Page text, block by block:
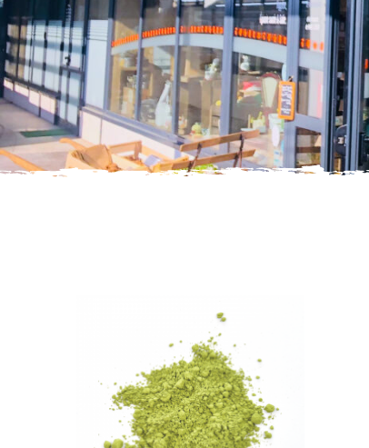
Boissons
Cave à
Crèmerie –
Epices et
Farines
Fruits et
Gourmandises
Hygiène